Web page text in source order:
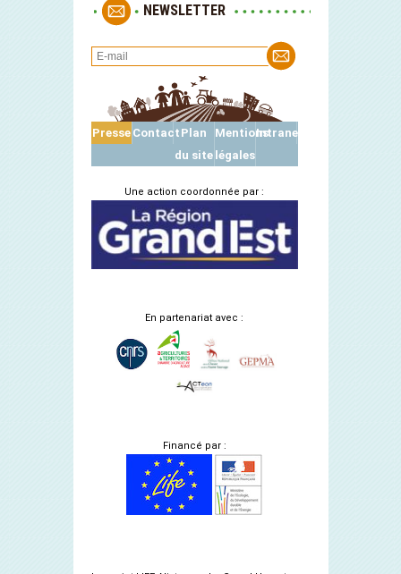
NEWSLETTER
Presse Contact Plan
du site
Mentions
légales
Intranet
Une action coordonnée par :
En partenariat avec :
Financé par :